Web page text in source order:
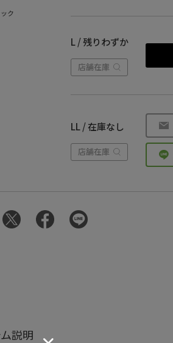
ク
L / 残りわずか
店舗在庫
LL / 在庫なし
店舗在庫
説明